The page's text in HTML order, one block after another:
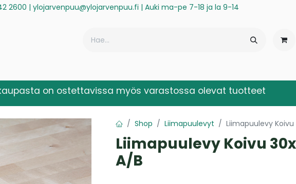
2600 | ylojarvenpuu@ylojarvenpuu.fi | Auki ma-pe 7-18 ja la 9-14
on ostettavissa myös varastossa olevat tuotteet
Shop Liimapuulevyt Liimapuulevy
Liimapuulevy Koivu
A/B